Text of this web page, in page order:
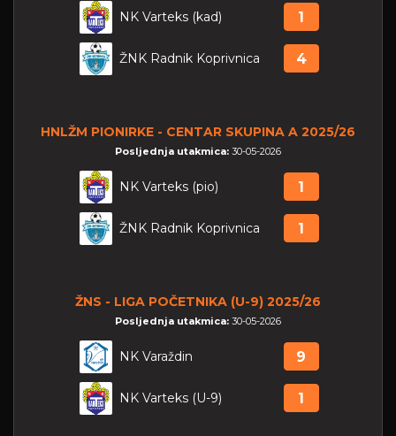
NK Varteks (kad) 1
ŽNK Radnik Koprivnica 4
HNLŽM PIONIRKE - CENTAR SKUPINA A 2025/26
Posljednja utakmica: 30-05-2026
NK Varteks (pio) 1
ŽNK Radnik Koprivnica 1
ŽNS - LIGA POČETNIKA (U-9) 2025/26
Posljednja utakmica: 30-05-2026
NK Varaždin 9
NK Varteks (U-9) 1